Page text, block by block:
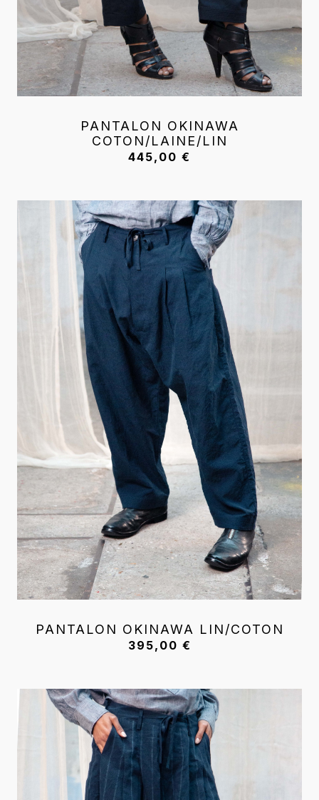
PANTALON OKINAWA
COTON/LAINE/LIN
445,00 €
PANTALON OKINAWA LIN/COTON
395,00 €